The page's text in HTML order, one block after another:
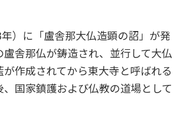
）に「盧舎那大仏造顕の詔」が発
舎那仏が鋳造され、並行して大仏
作成されてから東大寺と呼ばれる
、国家鎮護および仏教の道場として